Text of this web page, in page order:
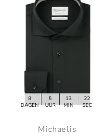
8
DAGEN
5
UUR
13
MIN
21
SEC
Michaelis